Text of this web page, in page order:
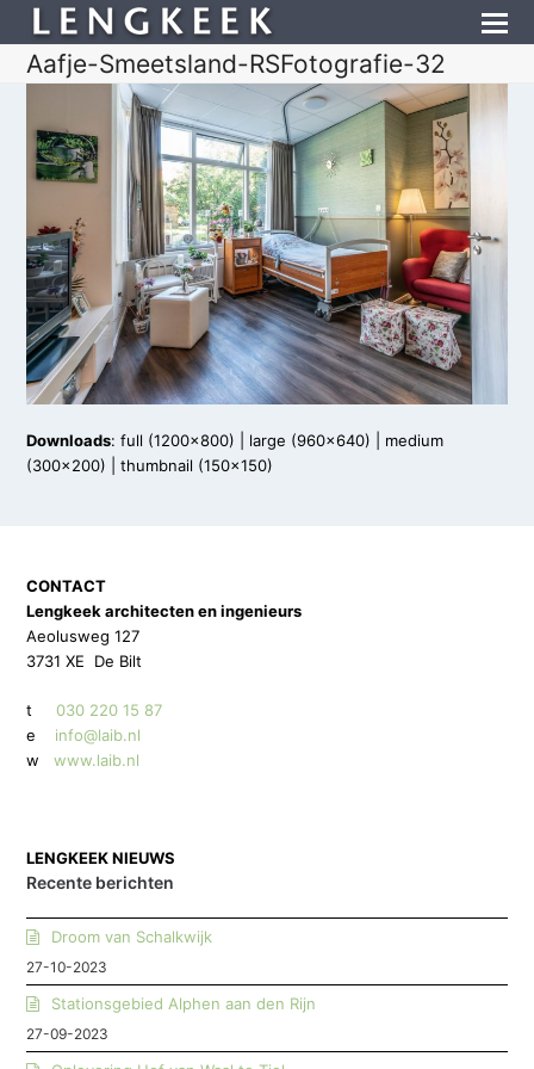
Aafje-Smeetsland-RSFotografie-32
Downloads:full (1200x800) large (960x640)
medium
(300x200) |thumbnail (150x150)
CONTACT
Lengkeek architecten en ingenieurs
Aeolusweg 127
3731 XE De Bilt
t030 220 15 87
e info@laib.nl
w
www.laib.nl
LENGKEEK NIEUWS
Recente berichten
Droom van Schalkwijk
27-10-2023
Stationsgebied Alphen aan den Rijn
27-09-2023